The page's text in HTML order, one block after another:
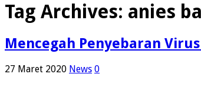
Tag Archives: anies
Mencegah Penyebaran
27 Maret 2020 News 0